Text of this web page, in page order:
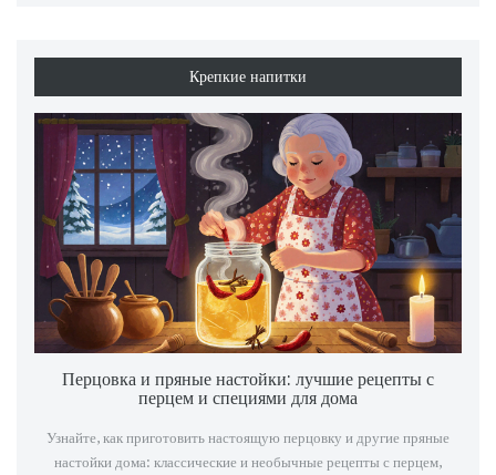
Крепкие напитки
Перцовка и пряные настойки: лучшие рецепты с
перцем и специями для дома
Узнайте, как приготовить настоящую перцовку и другие пряные
настойки дома: классические и необычные рецепты с перцем,